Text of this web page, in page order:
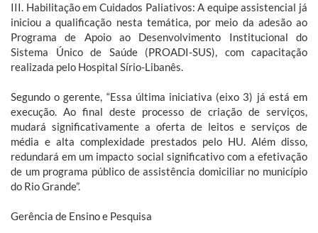
III. Habilitação em Cuidados Paliativos: A equipe assistencial já
iniciou a qualificação nesta temática, por meio da adesão ao
Programa de Apoio ao Desenvolvimento Institucional do
Sistema Único de Saúde (PROADI-SUS), com capacitação
realizada pelo Hospital Sírio-Libanês.
Segundo o gerente, “Essa última iniciativa (eixo 3) já está em
execução. Ao final deste processo de criação de serviços,
mudará significativamente a oferta de leitos e serviços de
média e alta complexidade prestados pelo HU. Além disso,
redundará em um impacto social significativo com a efetivação
de um programa público de assistência domiciliar no município
do Rio Grande”.
Gerência de Ensino e Pesquisa